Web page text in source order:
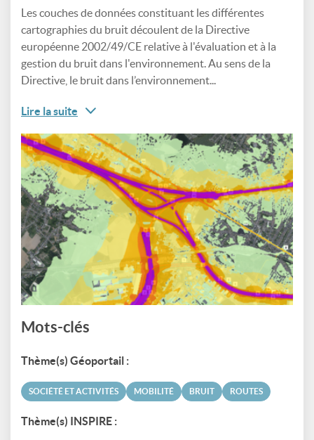
Les couches de données constituant les différentes
cartographies du bruit découlent de la Directive
européenne 2002/49/CE relative à l'évaluation et à la
gestion du bruit dans l'environnement. Au sens de la
Directive, le bruit dans l’environnement...
Lire la suite
Mots-clés
Thème(s) Géoportail :
SOCIÉTÉ ET ACTIVITÉS MOBILITÉ BRUIT ROUTES
Thème(s) INSPIRE :